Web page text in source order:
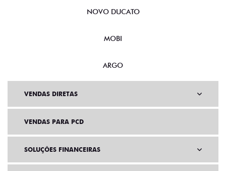
NOVO DUCATO
MOBI
ARGO
VENDAS DIRETAS
VENDAS PARA PCD
SOLUÇÕES FINANCEIRAS